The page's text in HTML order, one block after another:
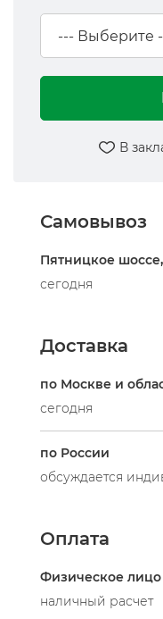
В
Самовывоз
Пятницкое шоссе,
сегодня
Доставка
по Москве и
сегодня
по России
обсуждается
Оплата
Физическое лицо
наличный расчет